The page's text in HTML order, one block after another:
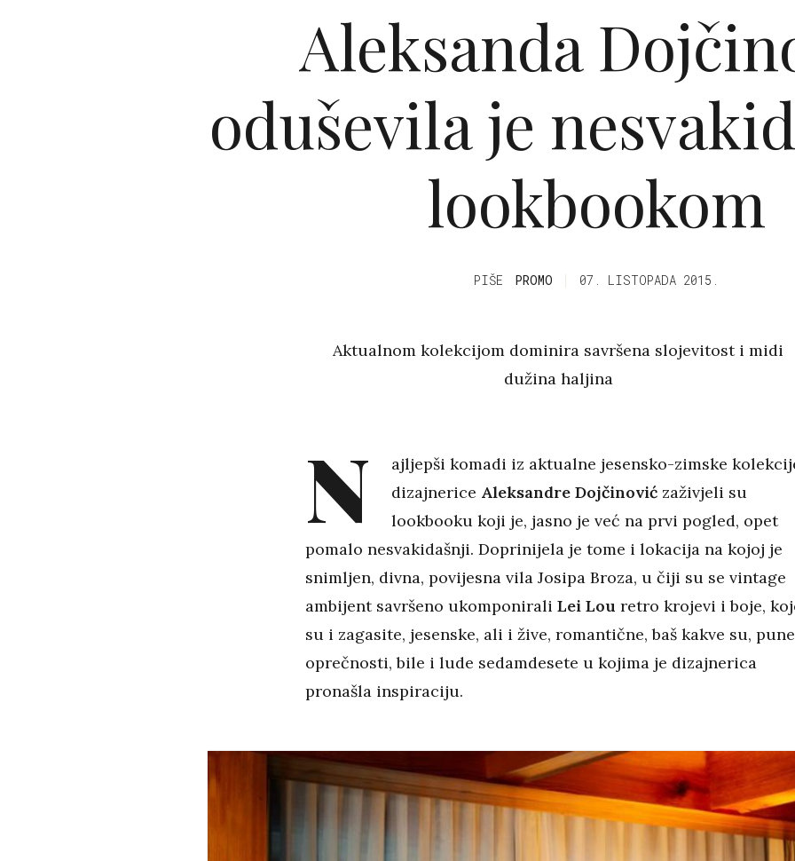
Aleksanda
oduševila je
lookbookom
PIŠE PROMO 07. LISTOPADA 2015.
Aktualnom kolekcijom dominira savršena slojevitost i midi
dužina haljina
N
ajljepši komadi iz aktualne jesensko-zimske
dizajnerice Aleksandre Dojčinović zaživjeli su
lookbooku koji je, jasno je već na prvi pogled, opet
pomalo nesvakidašnji. Doprinijela je tome i lokacija na kojoj je
snimljen, divna, povijesna vila Josipa Broza, u čiji su se vintage
ambijent savršeno ukomponirali Lei Lou retro krojevi i boje,
su i zagasite, jesenske, ali i žive, romantične, baš kakve su, pune
oprečnosti, bile i lude sedamdesete u kojima je dizajnerica
pronašla inspiraciju.